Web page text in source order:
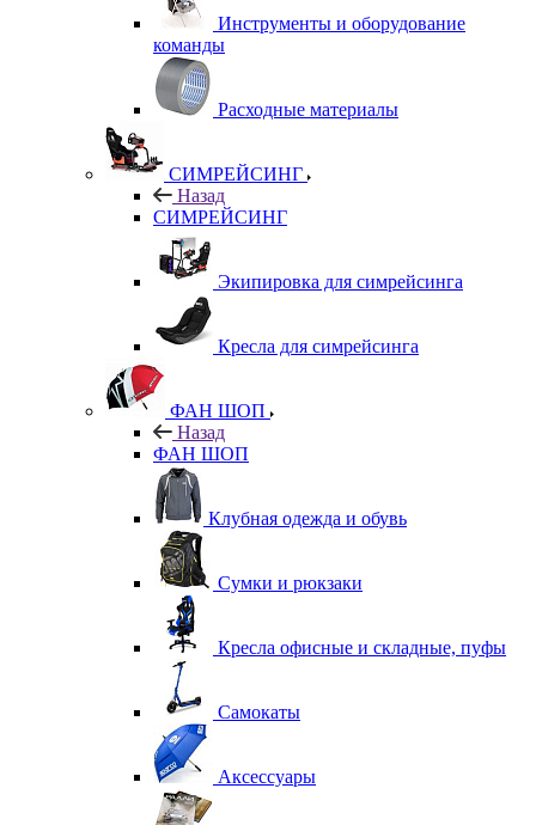
Инструменты и оборудование
команды
Расходные материалы
СИМРЕЙСИНГ
Назад
СИМРЕЙСИНГ
Экипировка для симрейсинга
Кресла для симрейсинга
ФАН ШОП
Назад
ФАН ШОП
Клубная одежда и обувь
Сумки и рюкзаки
Кресла офисные и складные, пуфы
Самокаты
Аксессуары